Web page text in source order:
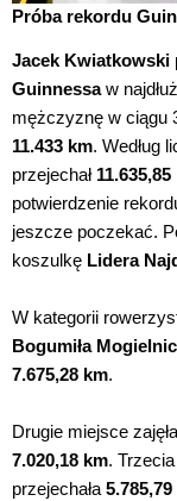
Próba rekordu
Jacek Kwiatkowski
Guinnessaw
mężczyznę w ciągu
11.433 km. Według
przejechał 11.635,85
potwierdzenie
jeszcze poczekać.
koszulkę Lidera
W kategorii
Bogumiła
7.675,28 km.
Drugie miejsce zajęła
7.020,18 km. Trzecia
przejechała